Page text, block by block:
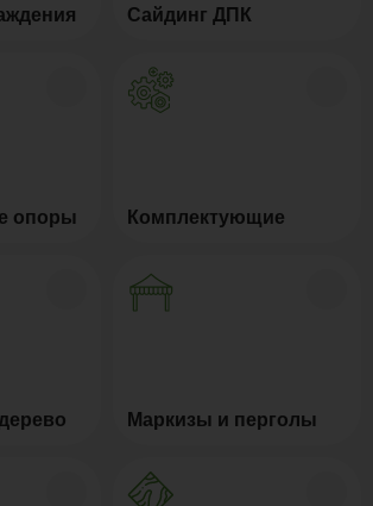
Сайдинг ДПК
опоры Комплектующие
Маркизы и перголы